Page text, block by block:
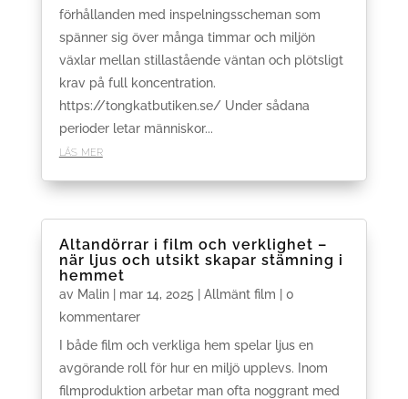
förhållanden med inspelningsscheman som
spänner sig över många timmar och miljön
växlar mellan stillastående väntan och plötsligt
krav på full koncentration.
https://tongkatbutiken.se/ Under sådana
perioder letar människor...
läs mer
Altandörrar i film och verklighet –
när ljus och utsikt skapar stämning i
hemmet
av Malin| mar 14, 2025 Allmänt film | 0
kommentarer
I både film och verkliga hem spelar ljus en
avgörande roll för hur en miljö upplevs. Inom
filmproduktion arbetar man ofta noggrant med